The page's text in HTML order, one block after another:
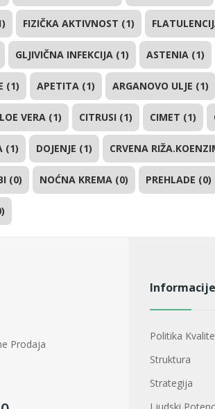
FIZIČKA AKTIVNOST (1)
GLJIVIČNA INFEKCIJA (1) ASTENIA (1)
(1) APETITA (1) ARGANOVO ULJE (1)
VERA (1) CITRUSI (1) CIMET (1)
(1) DOJENJE (1) CRVENA
(0) NOĆNA KREMA (0) PREHLADE (0)
Prodaja
Informacije
Politika
Struktura
Strategija